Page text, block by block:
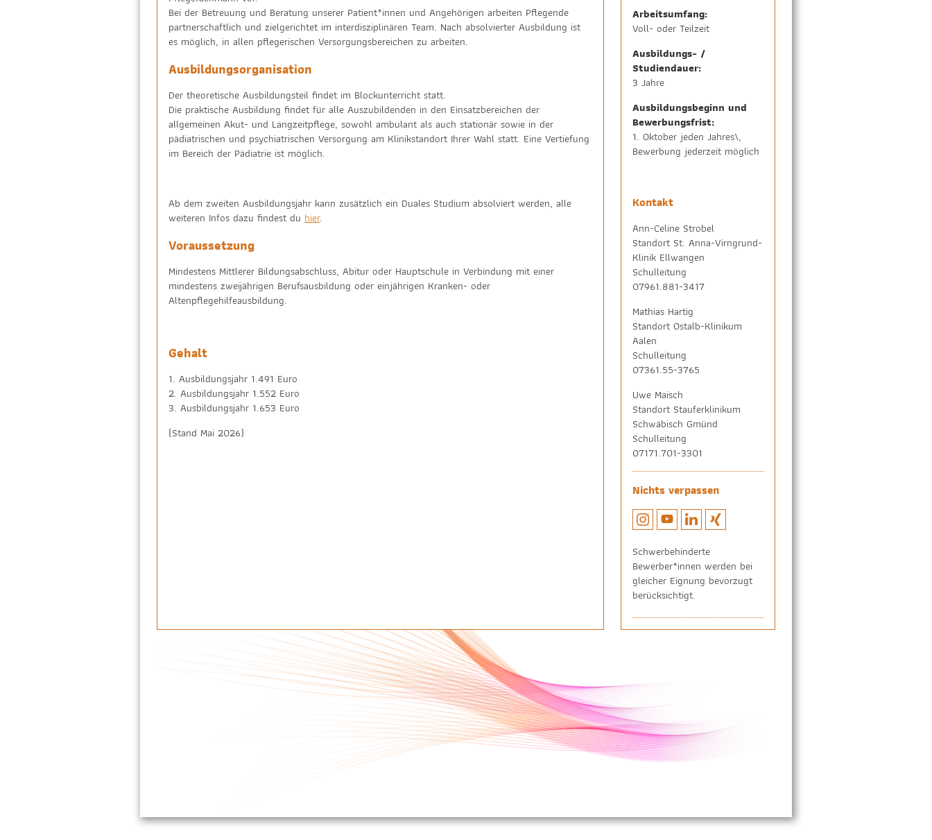
Bei der Betreuung und Beratung unserer Patient*innen und Angehörigen arbeiten Pflegende
partnerschaftlich und zielgerichtet im interdisziplinären Team. Nach absolvierter Ausbildung ist
es möglich, in allen pflegerischen Versorgungsbereichen zu arbeiten.
Ausbildungsorganisation
Der theoretische Ausbildungsteil findet im Blockunterricht statt.
Die praktische Ausbildung findet für alle Auszubildenden in den Einsatzbereichen der
allgemeinen Akut- und Langzeitpflege, sowohl ambulant als auch stationär sowie in der
pädiatrischen und psychiatrischen Versorgung am Klinikstandort Ihrer Wahl statt. Eine Vertiefung
im Bereich der Pädiatrie ist möglich.
Ab dem zweiten Ausbildungsjahr kann zusätzlich ein Duales Studium absolviert werden, alle
weiteren Infos dazu findest du hier.
Voraussetzung
Mindestens Mittlerer Bildungsabschluss, Abitur oder Hauptschule in Verbindung mit einer
mindestens zweijährigen Berufsausbildung oder einjährigen Kranken- oder
Altenpflegehilfeausbildung.
Gehalt
1. Ausbildungsjahr 1.491 Euro
2. Ausbildungsjahr 1.552 Euro
3. Ausbildungsjahr 1.653 Euro
(Stand Mai 2026)
Arbeitsumfang:
Voll- oder Teilzeit
Ausbildungs- /
Studiendauer:
3 Jahre
Ausbildungsbeginn und
Bewerbungsfrist:
1. Oktober jeden Jahres\,
Bewerbung jederzeit möglich
Kontakt
Ann-Celine Strobel
Standort St. Anna-Virngrund-
Klinik Ellwangen
Schulleitung
07961.881-3417
Mathias Hartig
Standort Ostalb-Klinikum
Aalen
Schulleitung
07361.55-3765
Uwe Maisch
Standort Stauferklinikum
Schwäbisch Gmünd
Schulleitung
07171.701-3301
Nichts verpassen
Schwerbehinderte
Bewerber*innen werden bei
gleicher Eignung bevorzugt
berücksichtigt.